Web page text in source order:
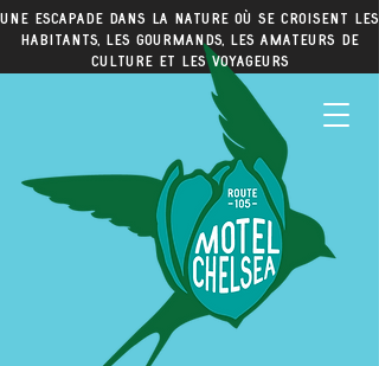
Une escapade dans la nature où se croisent les
habitants, les gourmands, les amateurs de
culture et les voyageurs